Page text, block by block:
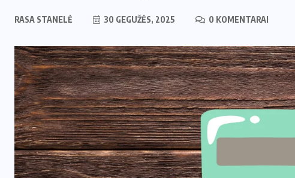
RASA STANELĖ 30 GEGUŽĖS, 2025 0 KOMENTARAI
ENERGETIKA NAUJIENOS
Naujas svertas Europoje: Lietuva
perima svarbų postą strateginėje
Europos energetikos asociacijoje
2 LIEPOS, 2026